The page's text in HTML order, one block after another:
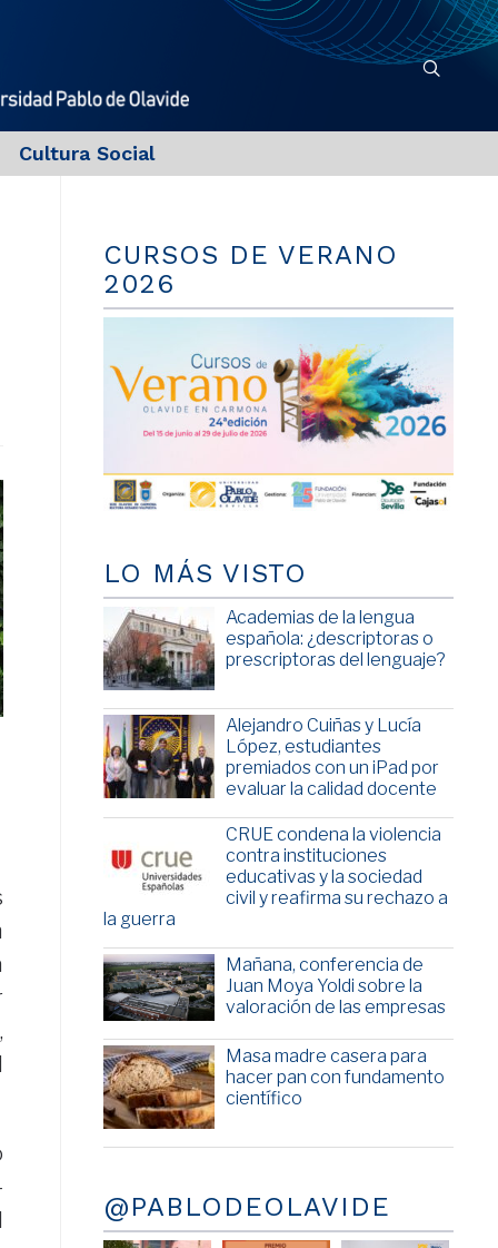
Cultura Social
CURSOS DE VERANO
2026
LO MÁS VISTO
Academias de la lengua
española: ¿descriptoras o
prescriptoras del lenguaje?
Alejandro Cuiñas y Lucía
López, estudiantes
premiados con un iPad por
evaluar la calidad docente
CRUE condena la violencia
contra instituciones
educativas y la sociedad
civil y reafirma su rechazo a
la guerra
Mañana, conferencia de
Juan Moya Yoldi sobre la
valoración de las empresas
Masa madre casera para
hacer pan con fundamento
científico
@PABLODEOLAVIDE